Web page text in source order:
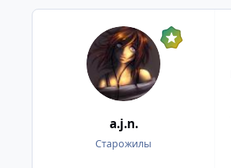
a.j.n.
Старожилы